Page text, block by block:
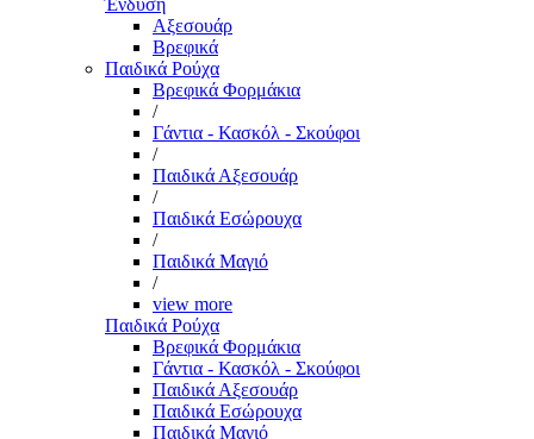
Ένδυση
Αξεσουάρ
Βρεφικά
Παιδικά Ρούχα
Βρεφικά Φορμάκια
/
Γάντια - Κασκόλ - Σκούφοι
/
Παιδικά Αξεσουάρ
/
Παιδικά Εσώρουχα
/
Παιδικά Μαγιό
/
view more
Παιδικά Ρούχα
Βρεφικά Φορμάκια
Γάντια - Κασκόλ - Σκούφοι
Παιδικά Αξεσουάρ
Παιδικά Εσώρουχα
Παιδικά Μαγιό